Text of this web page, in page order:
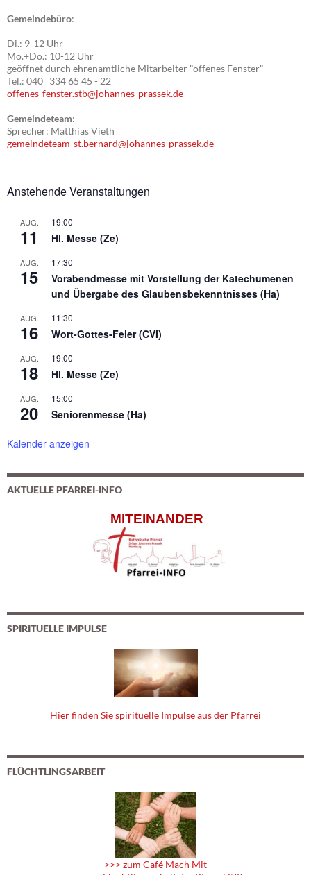
Gemeindebüro:
Di.: 9-12 Uhr
Mo.+Do.: 10-12 Uhr
geöffnet durch ehrenamtliche Mitarbeiter "offenes Fenster"
Tel.: 040 334 65 45 - 22
offenes-fenster.stb@johannes-prassek.de
Gemeindeteam:
Sprecher: Matthias Vieth
gemeindeteam-st.bernard@johannes-prassek.de
Anstehende Veranstaltungen
AUG.
11
19:00
Hl. Messe (Ze)
AUG.
15
17:30
Vorabendmesse mit Vorstellung der Katechumenen
und Übergabe des Glaubensbekenntnisses (Ha)
AUG.
16
11:30
Wort-Gottes-Feier (CVI)
AUG.
18
19:00
Hl. Messe (Ze)
AUG.
20
15:00
Seniorenmesse (Ha)
Kalender anzeigen
AKTUELLE PFARREI-INFO
MITEINANDER
SPIRITUELLE IMPULSE
Hier finden Sie spirituelle Impulse aus der Pfarrei
FLÜCHTLINGSARBEIT
>>> zum Café Mach Mit